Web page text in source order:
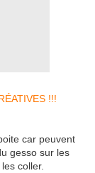
car peuvent
gesso sur les
coller.